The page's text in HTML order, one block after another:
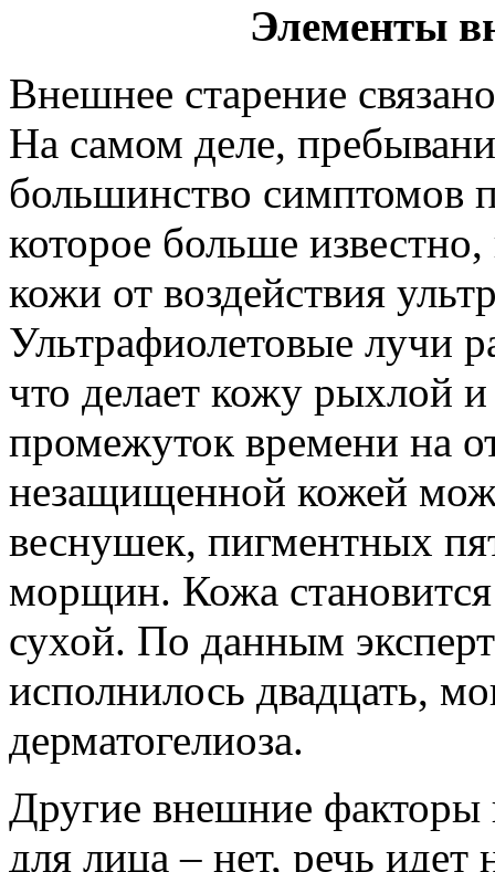
Элементы
Внешнее старение
На самом деле,
большинство симптомов
которое больше
кожи от воздействия
Ультрафиолетовые лучи
что делает кожу рыхлой
промежуток времени на
незащищенной кожей
веснушек, пигментных
морщин. Кожа
сухой. По данным
исполнилось двадцать,
дерматогелиоза.
Другие внешние
для лица – нет, речь